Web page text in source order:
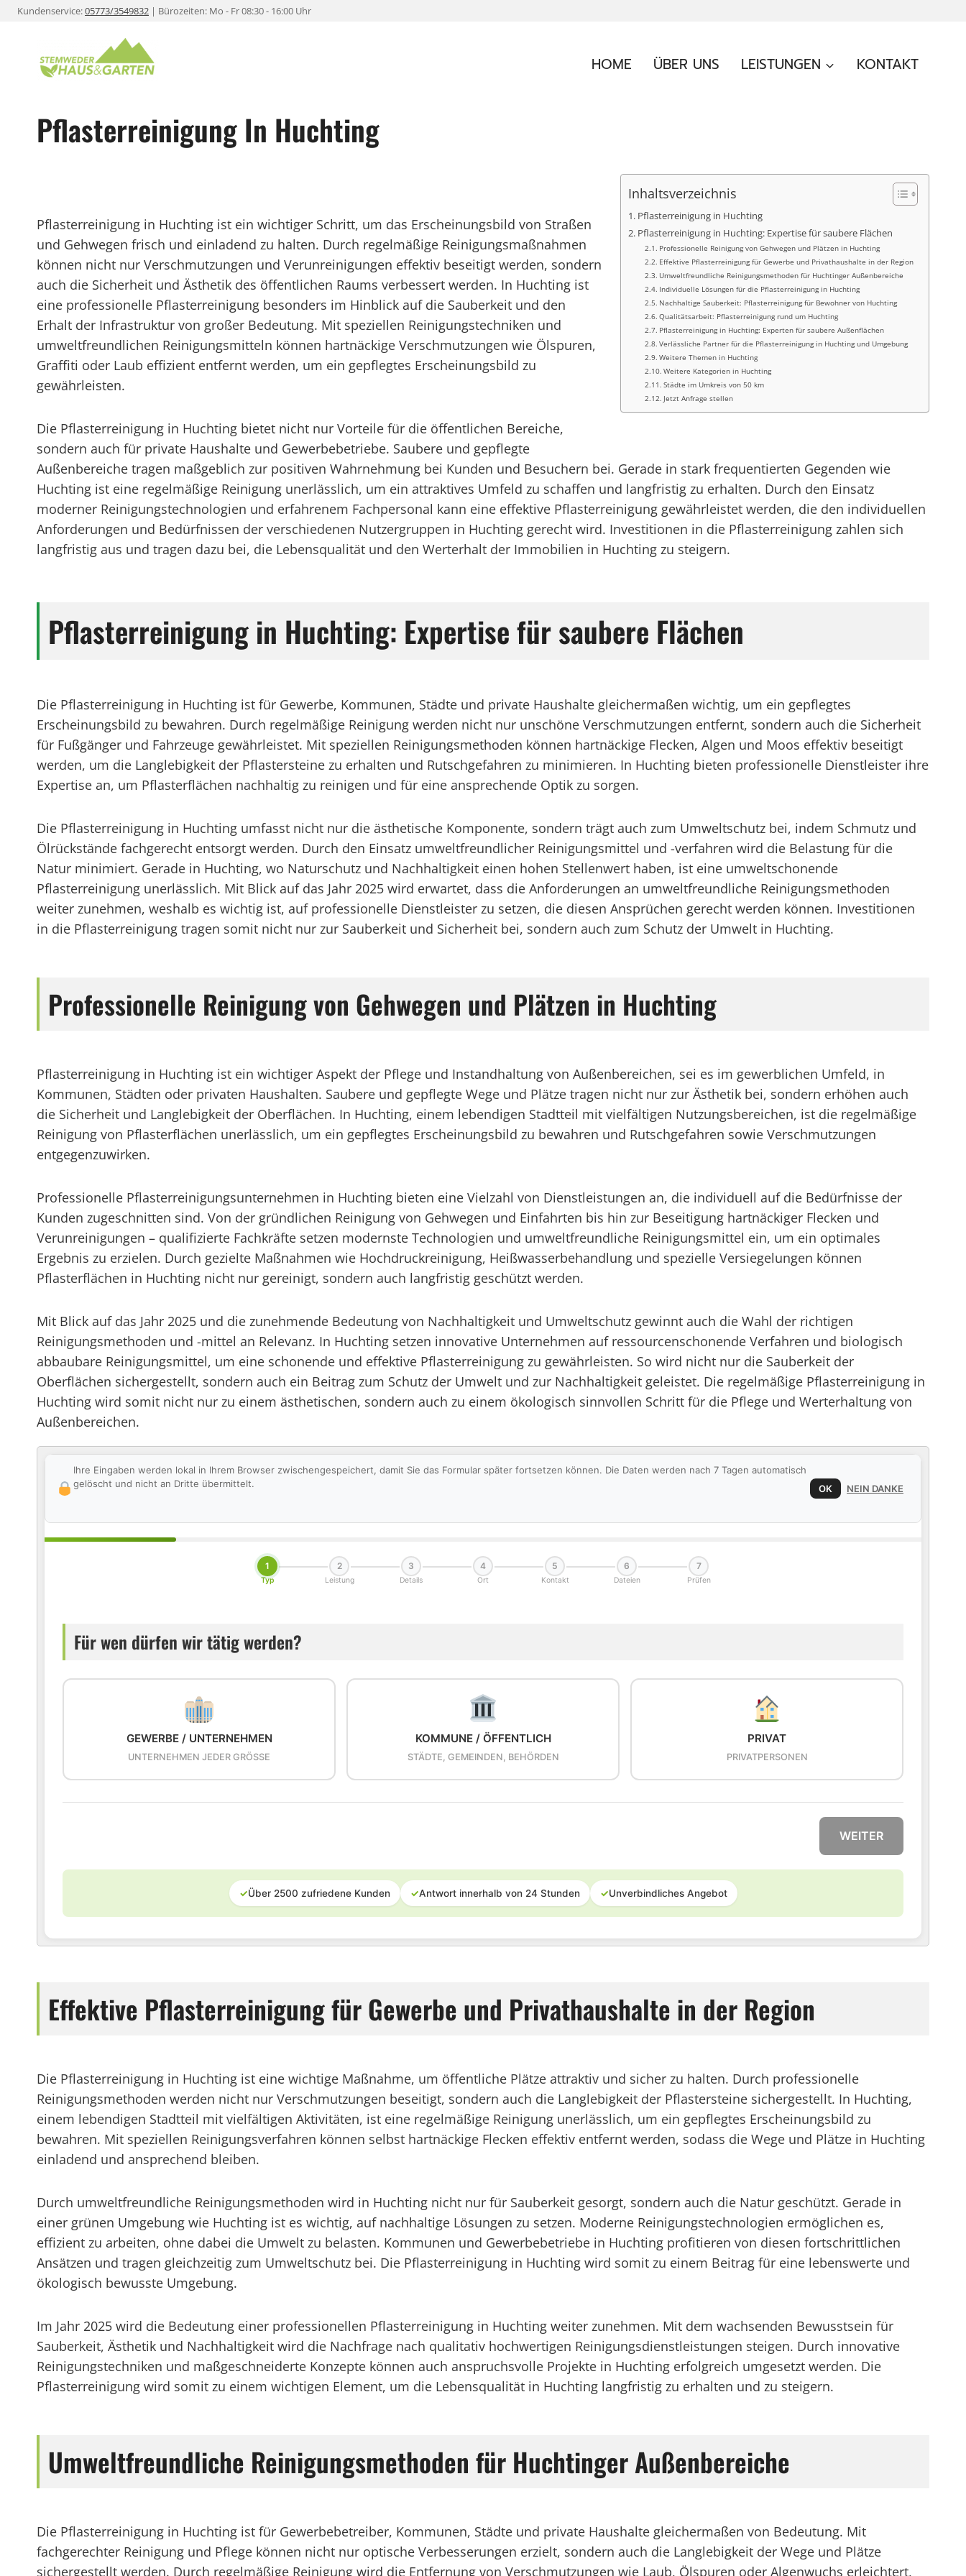
ZumKundenservice:05773/3549832 | Bürozeiten: Mo - Fr 08:30 - 16:00 Uhr
HOME ÜBER UNS LEISTUNGEN KONTAKT
Pflasterreinigung In Huchting
Inhaltsverzeichnis
Pflasterreinigung in Huchting
Pflasterreinigung in Huchting: Expertise für saubere Flächen
Professionelle Reinigung von Gehwegen und Plätzen in Huchting
Effektive Pflasterreinigung für Gewerbe und Privathaushalte in der Region
Umweltfreundliche Reinigungsmethoden für Huchtinger Außenbereiche
Individuelle Lösungen für die Pflasterreinigung in Huchting
Nachhaltige Sauberkeit: Pflasterreinigung für Bewohner von Huchting
Qualitätsarbeit: Pflasterreinigung rund um Huchting
Pflasterreinigung in Huchting: Experten für saubere Außenflächen
Verlässliche Partner für die Pflasterreinigung in Huchting und Umgebung
Weitere Themen in Huchting
Weitere Kategorien in Huchting
Städte im Umkreis von 50 km
Jetzt Anfrage stellen
Pflasterreinigung in Huchting ist ein wichtiger Schritt, um das Erscheinungsbild von Straßen
und Gehwegen frisch und einladend zu halten. Durch regelmäßige Reinigungsmaßnahmen
können nicht nur Verschmutzungen und Verunreinigungen effektiv beseitigt werden, sondern
auch die Sicherheit und Ästhetik des öffentlichen Raums verbessert werden. In Huchting ist
eine professionelle Pflasterreinigung besonders im Hinblick auf die Sauberkeit und den
Erhalt der Infrastruktur von großer Bedeutung. Mit speziellen Reinigungstechniken und
umweltfreundlichen Reinigungsmitteln können hartnäckige Verschmutzungen wie Ölspuren,
Graffiti oder Laub effizient entfernt werden, um ein gepflegtes Erscheinungsbild zu
gewährleisten.
Die Pflasterreinigung in Huchting bietet nicht nur Vorteile für die öffentlichen Bereiche,
sondern auch für private Haushalte und Gewerbebetriebe. Saubere und gepflegte
Außenbereiche tragen maßgeblich zur positiven Wahrnehmung bei Kunden und Besuchern bei. Gerade in stark frequentierten Gegenden wie
Huchting ist eine regelmäßige Reinigung unerlässlich, um ein attraktives Umfeld zu schaffen und langfristig zu erhalten. Durch den Einsatz
moderner Reinigungstechnologien und erfahrenem Fachpersonal kann eine effektive Pflasterreinigung gewährleistet werden, die den individuellen
Anforderungen und Bedürfnissen der verschiedenen Nutzergruppen in Huchting gerecht wird. Investitionen in die Pflasterreinigung zahlen sich
langfristig aus und tragen dazu bei, die Lebensqualität und den Werterhalt der Immobilien in Huchting zu steigern.
Pflasterreinigung in Huchting: Expertise für saubere Flächen
Die Pflasterreinigung in Huchting ist für Gewerbe, Kommunen, Städte und private Haushalte gleichermaßen wichtig, um ein gepflegtes
Erscheinungsbild zu bewahren. Durch regelmäßige Reinigung werden nicht nur unschöne Verschmutzungen entfernt, sondern auch die Sicherheit
für Fußgänger und Fahrzeuge gewährleistet. Mit speziellen Reinigungsmethoden können hartnäckige Flecken, Algen und Moos effektiv beseitigt
werden, um die Langlebigkeit der Pflastersteine zu erhalten und Rutschgefahren zu minimieren. In Huchting bieten professionelle Dienstleister ihre
Expertise an, um Pflasterflächen nachhaltig zu reinigen und für eine ansprechende Optik zu sorgen.
Die Pflasterreinigung in Huchting umfasst nicht nur die ästhetische Komponente, sondern trägt auch zum Umweltschutz bei, indem Schmutz und
Ölrückstände fachgerecht entsorgt werden. Durch den Einsatz umweltfreundlicher Reinigungsmittel und -verfahren wird die Belastung für die
Natur minimiert. Gerade in Huchting, wo Naturschutz und Nachhaltigkeit einen hohen Stellenwert haben, ist eine umweltschonende
Pflasterreinigung unerlässlich. Mit Blick auf das Jahr 2025 wird erwartet, dass die Anforderungen an umweltfreundliche Reinigungsmethoden
weiter zunehmen, weshalb es wichtig ist, auf professionelle Dienstleister zu setzen, die diesen Ansprüchen gerecht werden können. Investitionen
in die Pflasterreinigung tragen somit nicht nur zur Sauberkeit und Sicherheit bei, sondern auch zum Schutz der Umwelt in Huchting.
Professionelle Reinigung von Gehwegen und Plätzen in Huchting
Pflasterreinigung in Huchting ist ein wichtiger Aspekt der Pflege und Instandhaltung von Außenbereichen, sei es im gewerblichen Umfeld, in
Kommunen, Städten oder privaten Haushalten. Saubere und gepflegte Wege und Plätze tragen nicht nur zur Ästhetik bei, sondern erhöhen auch
die Sicherheit und Langlebigkeit der Oberflächen. In Huchting, einem lebendigen Stadtteil mit vielfältigen Nutzungsbereichen, ist die regelmäßige
Reinigung von Pflasterflächen unerlässlich, um ein gepflegtes Erscheinungsbild zu bewahren und Rutschgefahren sowie Verschmutzungen
entgegenzuwirken.
Professionelle Pflasterreinigungsunternehmen in Huchting bieten eine Vielzahl von Dienstleistungen an, die individuell auf die Bedürfnisse der
Kunden zugeschnitten sind. Von der gründlichen Reinigung von Gehwegen und Einfahrten bis hin zur Beseitigung hartnäckiger Flecken und
Verunreinigungen – qualifizierte Fachkräfte setzen modernste Technologien und umweltfreundliche Reinigungsmittel ein, um ein optimales
Ergebnis zu erzielen. Durch gezielte Maßnahmen wie Hochdruckreinigung, Heißwasserbehandlung und spezielle Versiegelungen können
Pflasterflächen in Huchting nicht nur gereinigt, sondern auch langfristig geschützt werden.
Mit Blick auf das Jahr 2025 und die zunehmende Bedeutung von Nachhaltigkeit und Umweltschutz gewinnt auch die Wahl der richtigen
Reinigungsmethoden und -mittel an Relevanz. In Huchting setzen innovative Unternehmen auf ressourcenschonende Verfahren und biologisch
abbaubare Reinigungsmittel, um eine schonende und effektive Pflasterreinigung zu gewährleisten. So wird nicht nur die Sauberkeit der
Oberflächen sichergestellt, sondern auch ein Beitrag zum Schutz der Umwelt und zur Nachhaltigkeit geleistet. Die regelmäßige Pflasterreinigung in
Huchting wird somit nicht nur zu einem ästhetischen, sondern auch zu einem ökologisch sinnvollen Schritt für die Pflege und Werterhaltung von
Außenbereichen.
Ihre Eingaben werden lokal in Ihrem Browser zwischengespeichert, damit Sie das Formular später fortsetzen können. Die Daten werden nach 7 Tagen automatisch
gelöscht und nicht an Dritte übermittelt.
OK NEIN DANKE
1
Typ
2
Leistung
3
Details
4
Ort
5
Kontakt
6
Dateien
7
Prüfen
Für wen dürfen wir tätig werden?
GEWERBE / UNTERNEHMEN
UNTERNEHMEN JEDER GRÖSSE
KOMMUNE / ÖFFENTLICH
STÄDTE, GEMEINDEN, BEHÖRDEN
PRIVAT
PRIVATPERSONEN
WEITER
✓Über 2500 zufriedene Kunden ✓Antwort innerhalb von 24 Stunden ✓Unverbindliches Angebot
Effektive Pflasterreinigung für Gewerbe und Privathaushalte in der Region
Die Pflasterreinigung in Huchting ist eine wichtige Maßnahme, um öffentliche Plätze attraktiv und sicher zu halten. Durch professionelle
Reinigungsmethoden werden nicht nur Verschmutzungen beseitigt, sondern auch die Langlebigkeit der Pflastersteine sichergestellt. In Huchting,
einem lebendigen Stadtteil mit vielfältigen Aktivitäten, ist eine regelmäßige Reinigung unerlässlich, um ein gepflegtes Erscheinungsbild zu
bewahren. Mit speziellen Reinigungsverfahren können selbst hartnäckige Flecken effektiv entfernt werden, sodass die Wege und Plätze in Huchting
einladend und ansprechend bleiben.
Durch umweltfreundliche Reinigungsmethoden wird in Huchting nicht nur für Sauberkeit gesorgt, sondern auch die Natur geschützt. Gerade in
einer grünen Umgebung wie Huchting ist es wichtig, auf nachhaltige Lösungen zu setzen. Moderne Reinigungstechnologien ermöglichen es,
effizient zu arbeiten, ohne dabei die Umwelt zu belasten. Kommunen und Gewerbebetriebe in Huchting profitieren von diesen fortschrittlichen
Ansätzen und tragen gleichzeitig zum Umweltschutz bei. Die Pflasterreinigung in Huchting wird somit zu einem Beitrag für eine lebenswerte und
ökologisch bewusste Umgebung.
Im Jahr 2025 wird die Bedeutung einer professionellen Pflasterreinigung in Huchting weiter zunehmen. Mit dem wachsenden Bewusstsein für
Sauberkeit, Ästhetik und Nachhaltigkeit wird die Nachfrage nach qualitativ hochwertigen Reinigungsdienstleistungen steigen. Durch innovative
Reinigungstechniken und maßgeschneiderte Konzepte können auch anspruchsvolle Projekte in Huchting erfolgreich umgesetzt werden. Die
Pflasterreinigung wird somit zu einem wichtigen Element, um die Lebensqualität in Huchting langfristig zu erhalten und zu steigern.
Umweltfreundliche Reinigungsmethoden für Huchtinger Außenbereiche
Die Pflasterreinigung in Huchting ist für Gewerbebetreiber, Kommunen, Städte und private Haushalte gleichermaßen von Bedeutung. Mit
fachgerechter Reinigung und Pflege können nicht nur optische Verbesserungen erzielt, sondern auch die Langlebigkeit der Wege und Plätze
sichergestellt werden. Durch regelmäßige Reinigung wird die Entfernung von Verschmutzungen wie Laub, Ölspuren oder Algenwuchs erleichtert,